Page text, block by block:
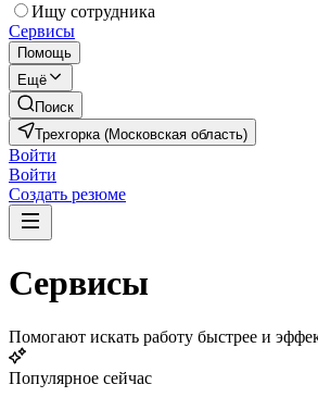
Ищу сотрудника
Сервисы
Помощь
Ещё
Поиск
Трехгорка (Московская область)
Войти
Войти
Создать резюме
Сервисы
Помогают искать работу быстрее и
Популярное сейчас